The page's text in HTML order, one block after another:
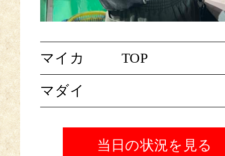
マイカ TOP
マダイ
当日の状況を見る